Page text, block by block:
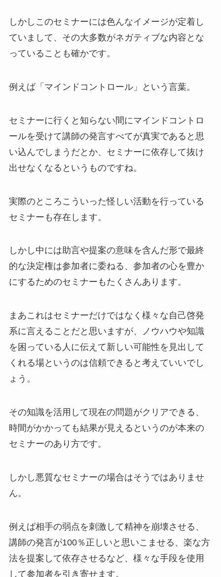
しかしこのセミナーには色んなイメージが定着し
ていまして、その大多数がネガティブな内容とな
っていることも確かです。
例えば「マインドコントロール」という言葉。
セミナーに行くと知らない間にマインドコントロ
ールを受けて講師の発言すべてが真実であると思
い込んでしまうだとか、セミナーに依存して抜け
出せなくなるというものですね。
実際のところこういった怪しい活動を行っている
セミナーも存在します。
しかし中には助言や提案の意味を含んだ形で最終
的な決定権は参加者に委ねる、参加者の心を豊か
にするためのセミナーもたくさんあります。
まあこれはセミナーだけではなく様々な自己啓発
系に言えることだと思いますが、ノウハウや知識
を困っている人に伝えて新しい可能性を見出して
くれる場というのは信頼できると考えていいでし
ょう。
その知識を活用して現在の問題がクリアできる、
時間がかかっても結果が見えるというのが本来の
セミナーのあり方です。
しかし悪質なセミナーの場合はそうではありませ
ん。
例えば相手の弱点を刺激して精神を崩壊させる、
講師の発言が100％正しいと思いこませる、楽な方
法を提案して依存させるなど、様々な手段を使用
して参加者を引き寄せます。